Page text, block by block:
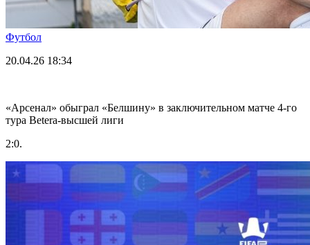
Футбол
20.04.26 18:34
«Арсенал» обыграл «Белшину» в заключительном матче 4-го
тура Betera-высшей лиги
2:0.